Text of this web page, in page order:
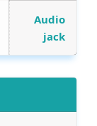
Audio
jack